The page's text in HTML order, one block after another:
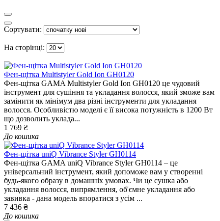
Сортувати:
На сторінці:
Фен-щітка Multistyler Gold Ion GH0120
Фен-щітка GAMA Multistyler Gold Ion GH0120 це чудовий
інструмент для сушіння та укладання волосся, який зможе вам
замінити як мінімум два різні інструменти для укладання
волосся. Особливістю моделі є її висока потужність в 1200 Вт
що дозволить уклада...
1 769 ₴
До кошика
Фен-щітка uniQ Vibrance Styler GH0114
Фен-щітка GAMA uniQ Vibrance Styler GH0114 – це
універсальний інструмент, який допоможе вам у створенні
будь-якого образу в домашніх умовах. Чи це сушка або
укладання волосся, випрямлення, об'ємне укладання або
завивка - дана модель впоратися з усім ...
7 436 ₴
До кошика